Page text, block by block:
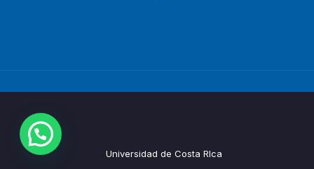
Universidad de Costa RIca